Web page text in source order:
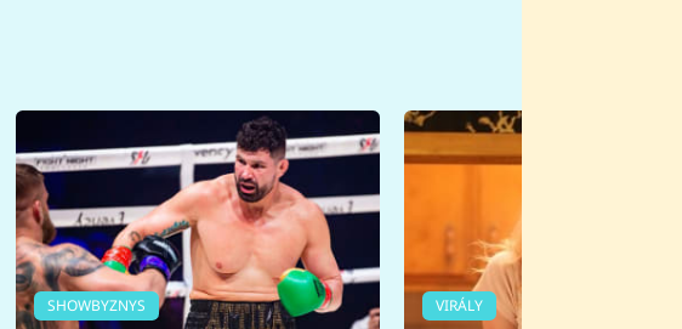
SHOWBYZNYS VIRÁLY